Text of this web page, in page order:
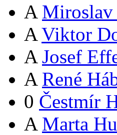
A Miroslav
A Viktor
A Josef
A René
0 Čestmír
A Marta